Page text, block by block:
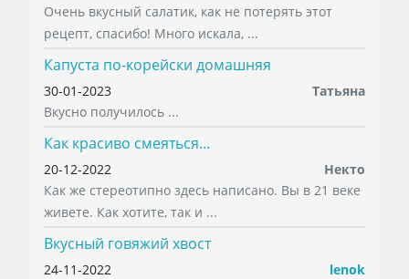
Очень вкусный салатик, как не потерять этот
рецепт, спасибо! Много искала, ...
Капуста по-корейски домашняя
30-01-2023
Татьяна
Вкусно получилось ...
Как красиво смеяться...
20-12-2022
Некто
Как же стереотипно здесь написано. Вы в 21 веке
живете. Как хотите, так и ...
Вкусный говяжий хвост
24-11-2022
lenok